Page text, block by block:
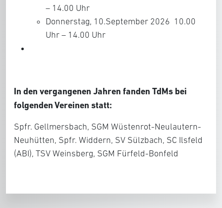
– 14.00 Uhr
Donnerstag, 10.September 2026 10.00
Uhr – 14.00 Uhr
In den vergangenen Jahren fanden TdMs bei
folgenden Vereinen statt:
Spfr. Gellmersbach, SGM Wüstenrot-Neulautern-
Neuhütten, Spfr. Widdern, SV Sülzbach, SC Ilsfeld
(ABI), TSV Weinsberg, SGM Fürfeld-Bonfeld